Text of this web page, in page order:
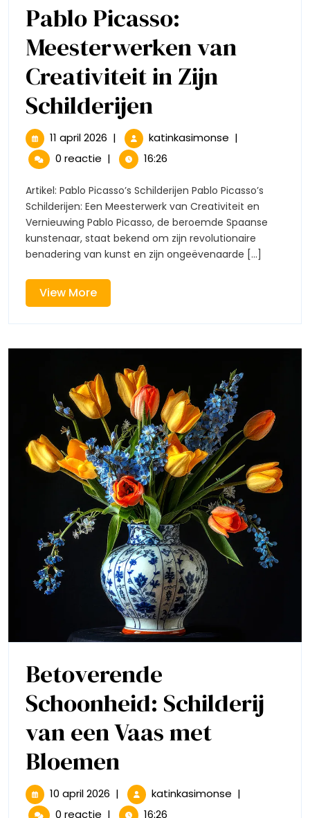
Pablo Picasso:
Meesterwerken van
Creativiteit in Zijn
SchilderijenPablo
Picasso:
van
Creativiteit
in
11 april 2026
april
2026
| katinkasimonse Pablo
Creativiteit
in
Zijn
Schilderijen
|
0 reactie | 16:26
Artikel: Pablo Picasso’s Schilderijen Pablo Picasso’s
Schilderijen: Een Meesterwerk van Creativiteit en
Vernieuwing Pablo Picasso, de beroemde Spaanse
kunstenaar, staat bekend om zijn revolutionaire
benadering van kunst en zijn ongeëvenaarde [...]
View MoreView
More
Betoverende
Schoonheid: Schilderij
van een Vaas met
BloemenBetoverende
Schoonheid:
10 april 2026 10
april
| katinkasimonse Betoverende
|
0 reactie | 16:26